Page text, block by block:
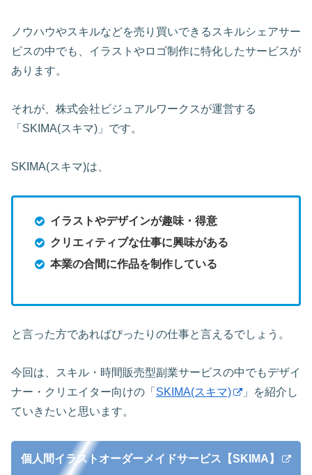
ノウハウやスキルなどを売り買いできるスキルシェアサー
ビスの中でも、イラストやロゴ制作に特化したサービスが
あります。
それが、株式会社ビジュアルワークスが運営する
「SKIMA(スキマ)」です。
SKIMA(スキマ)は、
イラストやデザインが趣味・得意
クリエィティブな仕事に興味がある
本業の合間に作品を制作している
と言った方であればぴったりの仕事と言えるでしょう。
今回は、スキル・時間販売型副業サービスの中でもデザイ
ナー・クリエイター向けの「 SKIMA(スキマ)
」を紹介し
ていきたいと思います。
個人間イラストオーダーメイドサービス【SKIMA】